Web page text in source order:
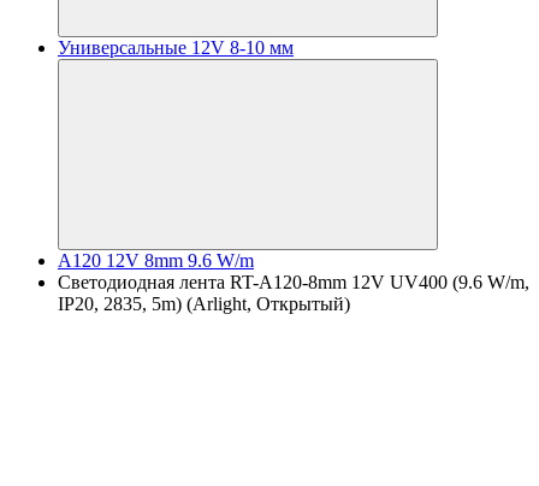
Универсальные 12V 8-10 мм
A120 12V 8mm 9.6 W/m
Светодиодная лента RT-A120-8mm 12V UV400 (9.6 W/m,
IP20, 2835, 5m) (Arlight, Открытый)